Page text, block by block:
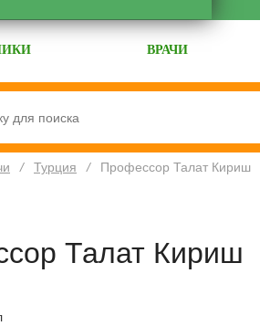
ВРАЧИ
/ Турция / Профессор Талат Кириш
Талат Кириш